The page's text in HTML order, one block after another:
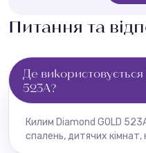
Питання та
Де
523A?
Килим Diamond GOLD
спалень, дитячих кімнат,